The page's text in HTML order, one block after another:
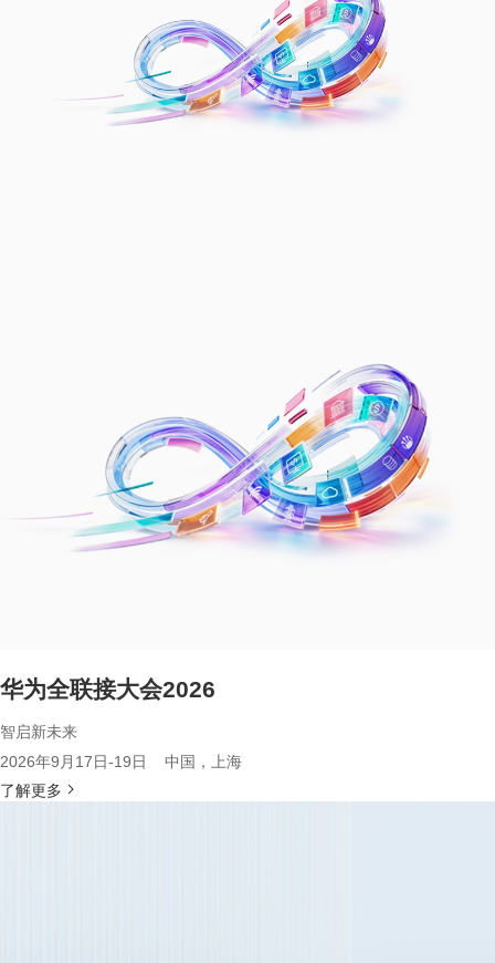
华为全联接大会2026
智启新未来
2026年9月17日-19日 中国，上海
了解更多